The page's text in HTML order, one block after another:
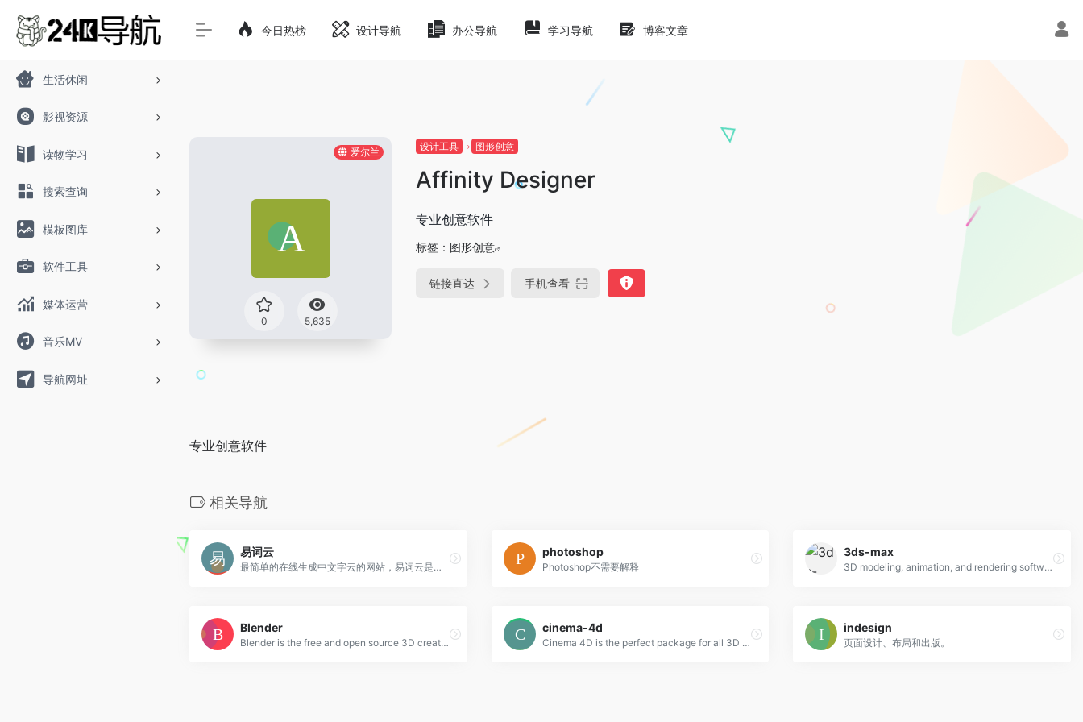
生活休闲
影视资源
读物学习
搜索查询
模板图库
软件工具
媒体运营
音乐MV
导航网址
今日热榜 设计导航 办公导航 学习导航 博客文章
爱尔兰
0 5,635
设计工具 图形创意
Affinity Designer
专业创意软件
标签： 图形创意
链接直达 手机查看
专业创意软件
相关导航
易词云
最简单的在线生成中文字云的网站，易词云是一款优秀的在线中文词云生成网站，具有分词功能，内含多种形状模板，不同的配色方案，可供选择
photoshop
Photoshop不需要解释
3ds-max
3D modeling, animation, and rendering software
Blender
Blender is the free and open source 3D creation suite.
cinema-4d
Cinema 4D is the perfect package for all 3D artists who want to achieve breathtaking results fast and hassle-free.
indesign
页面设计、布局和出版。